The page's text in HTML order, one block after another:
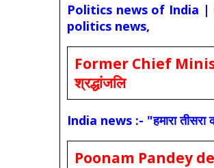
Politics news of India
politics news,
Former Chief
श्रद्धांजलि
India news :- "हमारा तीसरा
Poonam Pandey